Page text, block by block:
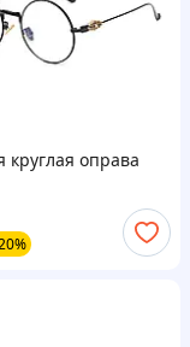
круглая оправа